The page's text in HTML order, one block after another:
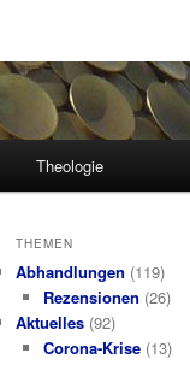
Theologie
THEMEN
Abhandlungen (119)
Rezensionen (26)
Aktuelles (92)
Corona-Krise(13)